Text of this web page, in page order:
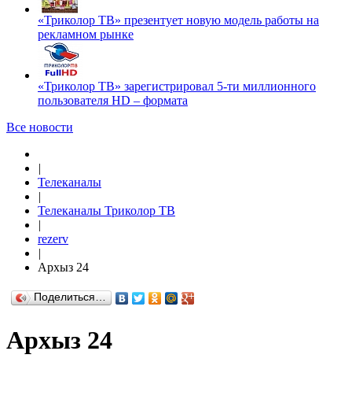
«Триколор ТВ» презентует новую модель работы на
рекламном рынке
«Триколор ТВ» зарегистрировал 5-ти миллионного
пользователя HD – формата
Все новости
|
Телеканалы
|
Телеканалы Триколор ТВ
|
rezerv
|
Архыз 24
Поделиться…
Архыз 24